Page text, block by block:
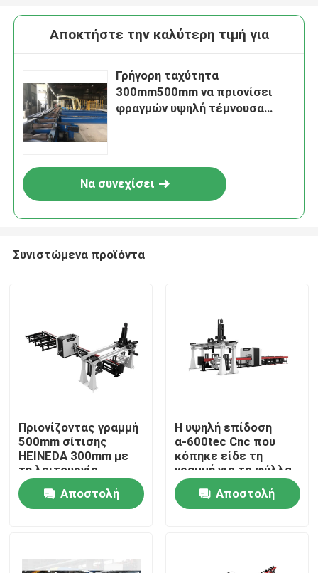
Σπίτι
Περίπου εμείς
Αποκτήστε την καλύτερη τιμή για
Γρήγορη ταχύτητα
300mm500mm να πριονίσει
φραγμών υψηλή τέμνουσα
Να συνεχίσει
Συνιστώμενα προϊόντα
Πριονίζοντας γραμμή
500mm σίτισης
HEINEDA 300mm με
τη λειτουργία
ελέγχου ασφάλειας
Αποστολή
Η υψηλή επίδοση
α-600tec Cnc που
κόπηκε είδε τη
γραμμή για τα φύλλα
κραμάτων αργιλίου
Αποστολή